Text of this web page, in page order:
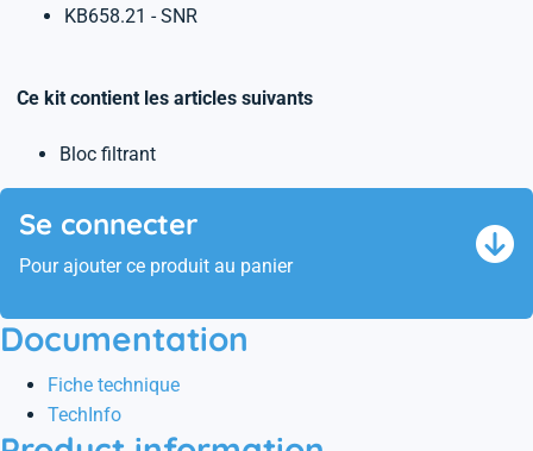
KB658.21 - SNR
Ce kit contient les articles suivants
Bloc filtrant
Se connecter
Pour ajouter ce produit au panier
Documentation
Fiche technique
TechInfo